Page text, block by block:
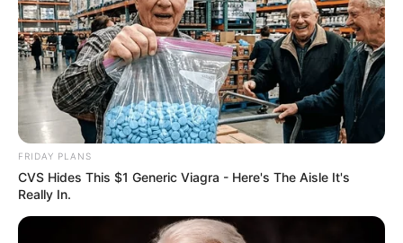
FRIDAY PLANS
CVS Hides This $1 Generic Viagra - Here's The Aisle It's
Really In.